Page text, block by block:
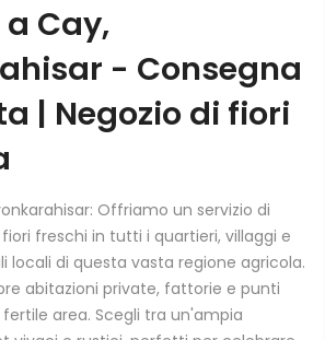
Cay,
- Consegna
| Negozio di fiori
Offriamo un servizio di
freschi in tutti i quartieri, villaggi e
di questa vasta regione agricola.
abitazioni private, fattorie e punti
area. Scegli tra un'ampia